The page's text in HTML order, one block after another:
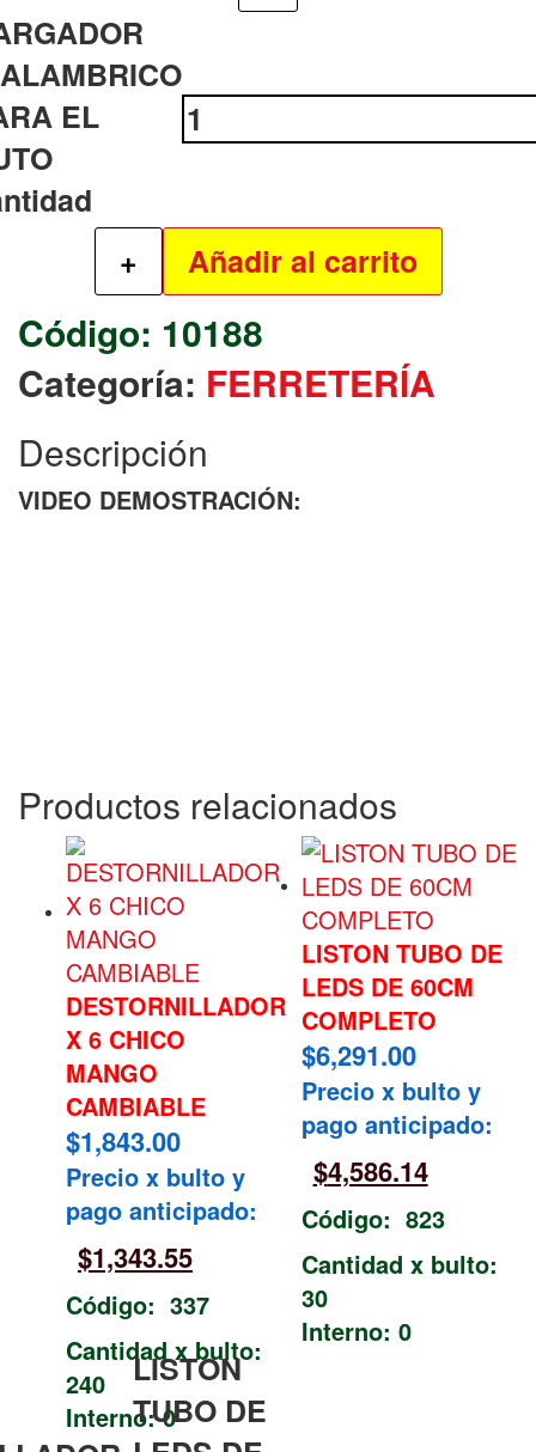
EL
+
Añadir al carrito
10188
Categoría: FERRETERÍA
Descripción
VIDEO DEMOSTRACIÓN:
Productos relacionados
DESTORNILLADOR
X 6 CHICO
MANGO
CAMBIABLE
$1,843.00
Precio x bulto y
pago anticipado:
$1,343.55
Código: 337
Cantidad x bulto:
240
Interno: 0
LISTON TUBO DE
LEDS DE 60CM
COMPLETO
$6,291.00
Precio x bulto y
pago anticipado:
$4,586.14
Código: 823
Cantidad x bulto:
30
Interno: 0
LISTON
TUBO DE